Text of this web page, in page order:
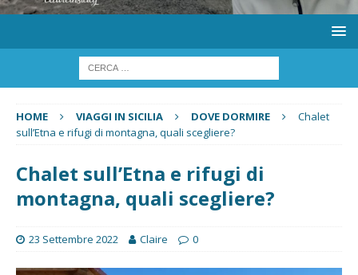
HOME VIAGGI IN SICILIA DOVE DORMIRE
Chalet
sull’Etna e rifugi di montagna, quali scegliere?
Chalet sull’Etna e rifugi di
montagna, quali scegliere?
23 Settembre 2022 Claire 0